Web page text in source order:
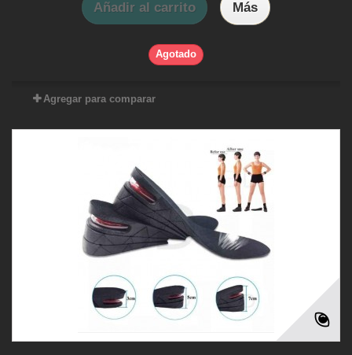
Añadir al carrito Más
Agotado
Agregar para comparar